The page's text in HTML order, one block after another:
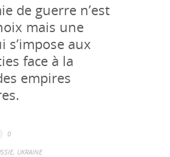
de guerre n’est
mais une
s’impose aux
face à la
empires
0
, UKRAINE